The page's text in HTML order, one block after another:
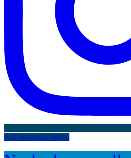
Auf Instagram folgen